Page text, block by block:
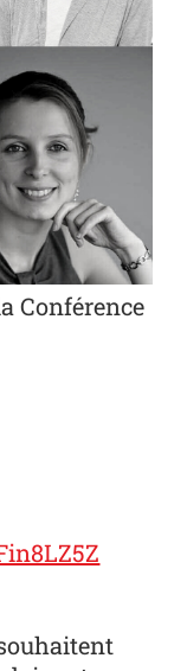
Conférence